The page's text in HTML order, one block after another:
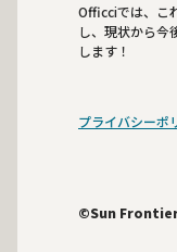
Officciでは、こ
し、現状から今
します！
プライバシーポ
©Sun